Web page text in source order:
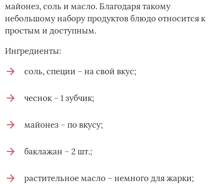
майонез, соль и масло. Благодаря такому
небольшому набору продуктов блюдо относится к
простым и доступным.
Ингредиенты:
соль, специи – на свой вкус;
чеснок – 1 зубчик;
майонез – по вкусу;
баклажан – 2 шт.;
растительное масло – немного для жарки;